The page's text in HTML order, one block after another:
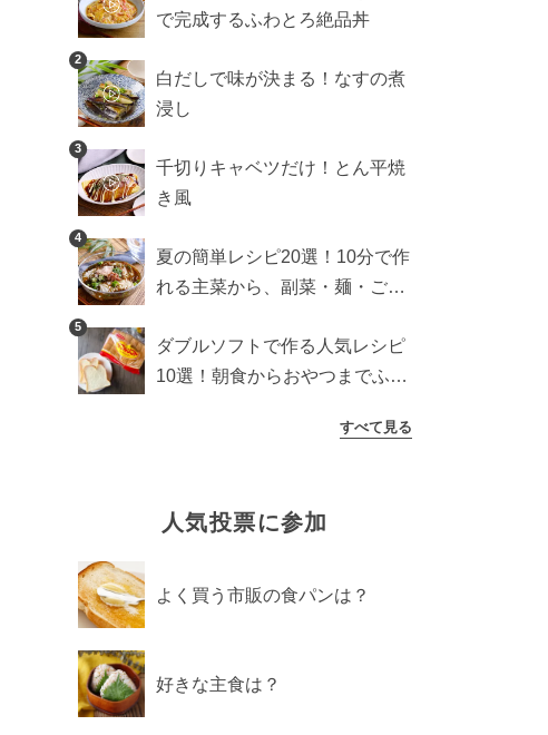
で完成するふわとろ絶品丼
2
白だしで味が決まる！なすの煮
浸し
3
千切りキャベツだけ！とん平焼
き風
4
夏の簡単レシピ20選！10分で作
れる主菜から、副菜・麺・ごは
5
ダブルソフトで作る人気レシピ
10選！朝食からおやつまでふん
すべて見る
人気投票に参加
よく買う市販の食パンは？
好きな主食は？